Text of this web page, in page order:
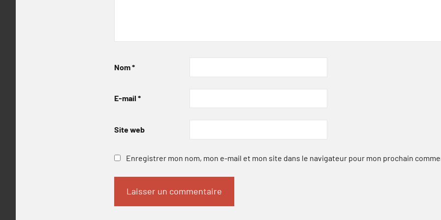
Nom*
E-mail *
Site web
Enregistrer mon nom, mon e-mail et mon site dans le navigateur pour mon prochain